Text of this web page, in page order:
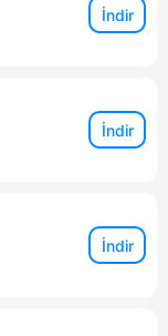
İndir
İndir
İndir